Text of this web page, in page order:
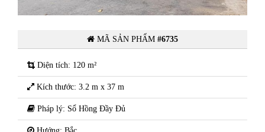
MÃ SẢN PHẨM #6735
Diện tích: 120 m²
Kích thước: 3.2 m x 37 m
Pháp lý: Sổ Hồng Đầy Đủ